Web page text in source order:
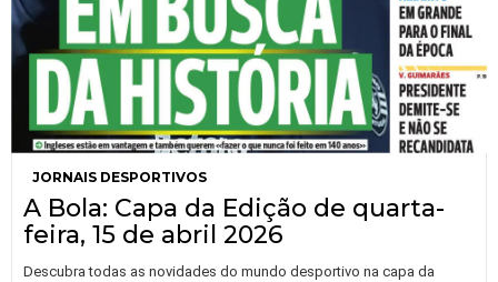
JORNAIS DESPORTIVOS
A Bola: Capa da Edição de quarta-
feira, 15 de abril 2026
Descubra todas as novidades do mundo desportivo na capa da